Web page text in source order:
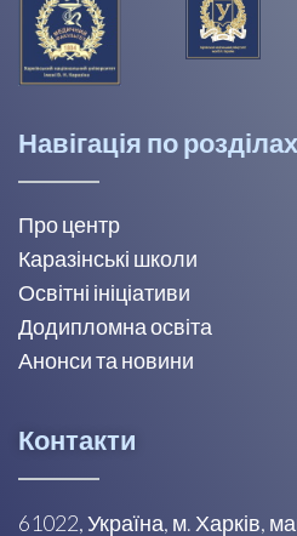
Навігація по розділах
Про центр
Каразінські школи
Освітні ініціативи
Додипломна освіта
Анонси та новини
Контакти
61022, Україна, м. Харків,